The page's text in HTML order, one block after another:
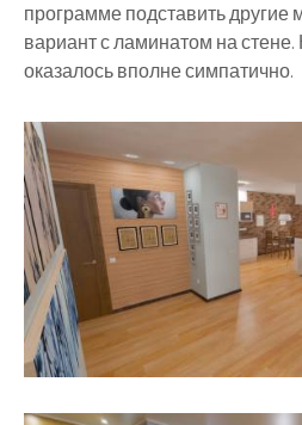
программе подставить
вариант с ламинатом на
оказалось вполне симпатично.